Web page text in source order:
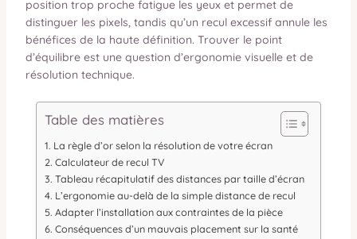
position trop proche fatigue les yeux et permet de
distinguer les pixels, tandis qu’un recul excessif annule les
bénéfices de la haute définition. Trouver le point
d’équilibre est une question d’ergonomie visuelle et de
résolution technique.
Table des matières
La règle d’or selon la résolution de votre écran
Calculateur de recul TV
Tableau récapitulatif des distances par taille d’écran
L’ergonomie au-delà de la simple distance de recul
Adapter l’installation aux contraintes de la pièce
Conséquences d’un mauvais placement sur la santé